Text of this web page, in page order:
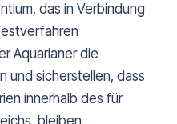
das in Verbindung
Aquarianer die
und sicherstellen, dass
innerhalb des für